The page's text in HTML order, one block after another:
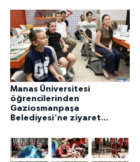
Manas Üniversitesi
öğrencilerinden
Gaziosmanpaşa
Belediyesi'ne ziyaret...